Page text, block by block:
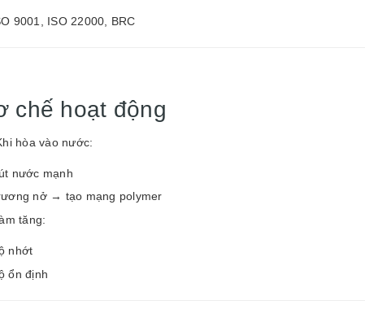
9001, ISO 22000, BRC
chế hoạt động
hòa vào nước:
nước mạnh
nở → tạo mạng polymer
tăng:
nhớt
ổn định